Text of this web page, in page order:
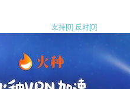
支持[0] 反对[0]
支持[0] 反对